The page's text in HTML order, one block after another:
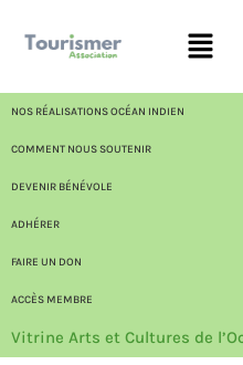
NOS RÉALISATIONS OCÉAN INDIEN
COMMENT NOUS SOUTENIR
DEVENIR BÉNÉVOLE
ADHÉRER
FAIRE UN DON
ACCÈS MEMBRE
Vitrine Arts et Cultures de